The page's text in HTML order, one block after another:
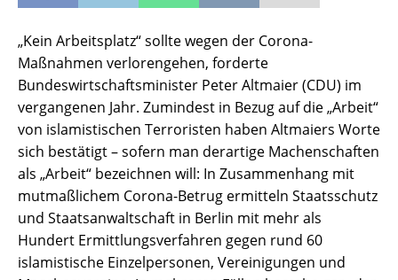
„Kein Arbeitsplatz“ sollte wegen der Corona-
Maßnahmen verlorengehen, forderte
Bundeswirtschaftsminister Peter Altmaier (CDU) im
vergangenen Jahr. Zumindest in Bezug auf die „Arbeit“
von islamistischen Terroristen haben Altmaiers Worte
sich bestätigt – sofern man derartige Machenschaften
als „Arbeit“ bezeichnen will: In Zusammenhang mit
mutmaßlichem Corona-Betrug ermitteln Staatsschutz
und Staatsanwaltschaft in Berlin mit mehr als
Hundert Ermittlungsverfahren gegen rund 60
islamistische Einzelpersonen, Vereinigungen und